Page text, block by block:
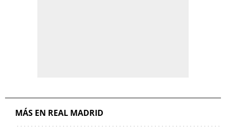
MÁS EN REAL MADRID